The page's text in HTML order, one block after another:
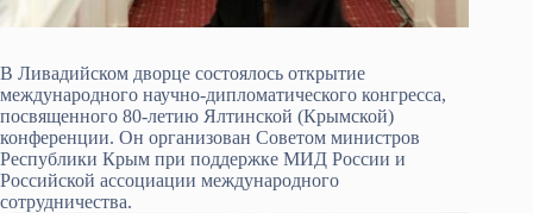
В Ливадийском дворце состоялось открытие
международного научно-дипломатического конгресса,
посвященного 80-летию Ялтинской (Крымской)
конференции. Он организован Советом министров
Республики Крым при поддержке МИД России и
Российской ассоциации международного
сотрудничества.